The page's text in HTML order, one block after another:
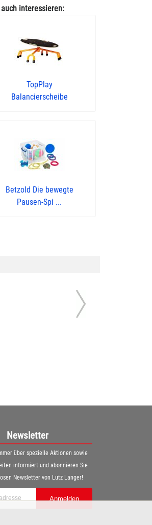
interessieren:
TopPlay
Balancierscheibe
Betzold Die bewegte
Pausen-Spi ...
Newsletter
über spezielle Aktionen sowie
informiert und abonnieren Sie
Newsletter von Lutz Langer!
Anmelden